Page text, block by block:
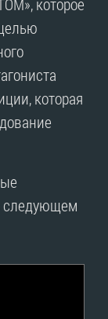
которая
следующем